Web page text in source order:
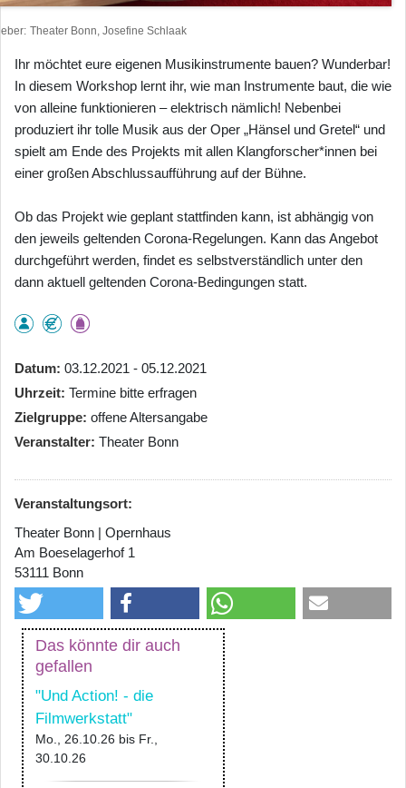
Theater Bonn, Josefine Schlaak
Ihr möchtet eure eigenen Musikinstrumente bauen? Wunderbar!
In diesem Workshop lernt ihr, wie man Instrumente baut, die wie
von alleine funktionieren – elektrisch nämlich! Nebenbei
produziert ihr tolle Musik aus der Oper „Hänsel und Gretel“ und
spielt am Ende des Projekts mit allen Klangforscher*innen bei
einer großen Abschlussaufführung auf der Bühne.
Ob das Projekt wie geplant stattfinden kann, ist abhängig von
den jeweils geltenden Corona-Regelungen. Kann das Angebot
durchgeführt werden, findet es selbstverständlich unter den
dann aktuell geltenden Corona-Bedingungen statt.
Datum 03.12.2021 - 05.12.2021
Uhrzeit Termine bitte erfragen
Zielgruppe offene Altersangabe
Veranstalter Theater Bonn
Veranstaltungsort:
Theater Bonn | Opernhaus
Am Boeselagerhof 1
53111 Bonn
Das könnte dir auch
gefallen
"Und Action! - die
Filmwerkstatt"
Mo., 26.10.26 bis Fr.,
30.10.26